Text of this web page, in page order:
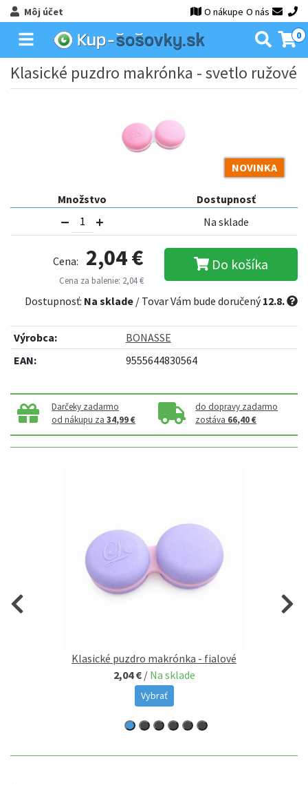
Môj účet O nákupe O nás
0
Klasické puzdro makrónka - svetlo ružové
NOVINKA
Množstvo
Dostupnosť
Na sklade
Cena: 2,04 €
Cena za balenie: 2,04 €
Do košíka
Dostupnosť: Na sklade / Tovar Vám bude doručený12.8.
Výrobca:
BONASSE
EAN:
9555644830564
Darčeky zadarmo
od nákupu za34,99 €
do dopravy zadarmo
zostáva 66,40 €
Klasické puzdro makrónka - fialové
2,04 € / Na sklade
Vybrať